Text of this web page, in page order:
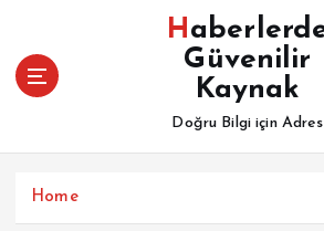
Haberlerde
Güvenilir
Kaynak
Doğru Bilgi için Adres
Home